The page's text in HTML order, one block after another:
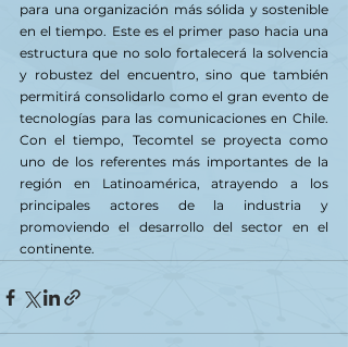
para una organización más sólida y sostenible
en el tiempo. Este es el primer paso hacia una
estructura que no solo fortalecerá la solvencia
y robustez del encuentro, sino que también
permitirá consolidarlo como el gran evento de
tecnologías para las comunicaciones en Chile.
Con el tiempo, Tecomtel se proyecta como
uno de los referentes más importantes de la
región en Latinoamérica, atrayendo a los
principales actores de la industria y
promoviendo el desarrollo del sector en el
continente.